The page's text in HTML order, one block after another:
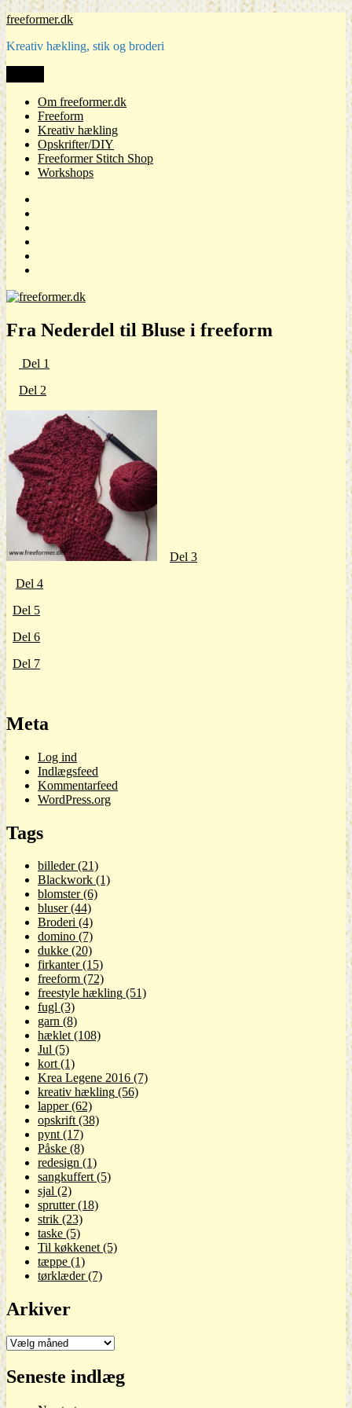
Videre
indhold
freeformer.dk
Kreativ hækling, stik og broderi
Om freeformer.dk
Freeform
Kreativ hækling
Opskrifter/DIY
Freeformer Stitch Shop
Workshops
Fra Nederdel til Bluse i freeform
Del 1
Del 2
Del 3
Del 4
Del 5
Del 6
Del 7
Meta
Log ind
Indlægsfeed
Kommentarfeed
WordPress.org
Tags
billeder(21)
Blackwork (1)
blomster(6)
bluser(44)
Broderi (4)
domino (7)
dukke (20)
firkanter(15)
freeform (72)
freestyle hækling (51)
fugl (3)
garn (8)
hæklet(108)
Jul (5)
kort(1)
Krea Legene 2016 (7)
kreativ hækling (56)
lapper(62)
opskrift(38)
pynt(17)
Påske (8)
redesign (1)
sangkuffert(5)
sjal (2)
sprutter(18)
strik (23)
taske (5)
Til køkkenet(5)
tæppe (1)
tørklæder(7)
Arkiver
Arkiver
Seneste indlæg